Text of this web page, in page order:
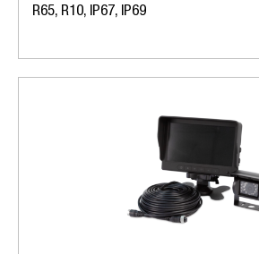
R65, R10, IP67, IP69